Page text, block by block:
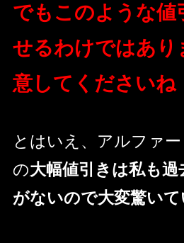
でもこのような値
せるわけではあり
意してくださいね
とはいえ、アルファ
の大幅値引きは私も過
がないので大変驚いて